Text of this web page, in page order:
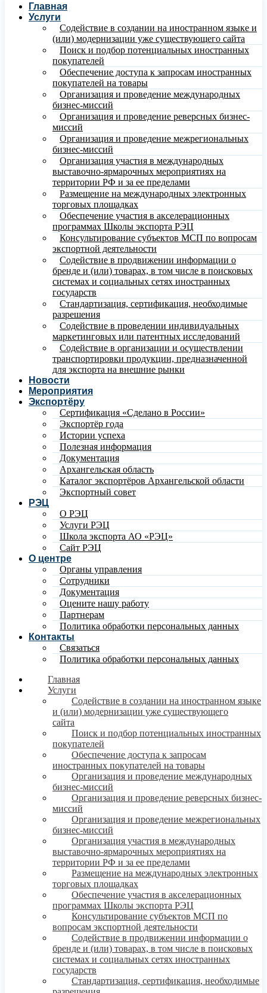
Главная
Услуги
Содействие в создании на иностранном языке и
(или) модернизации уже существующего сайта
Поиск и подбор потенциальных иностранных
покупателей
Обеспечение доступа к запросам иностранных
покупателей на товары
Организация и проведение международных
бизнес-миссий
Организация и проведение реверсных бизнес-
миссий
Организация и проведение межрегиональных
бизнес-миссий
Организация участия в международных
выставочно-ярмарочных мероприятиях на
территории РФ и за ее пределами
Размещение на международных электронных
торговых площадках
Обеспечение участия в акселерационных
программах Школы экспорта РЭЦ
Консультирование субъектов МСП по вопросам
экспортной деятельности
Содействие в продвижении информации о
бренде и (или) товарах, в том числе в поисковых
системах и социальных сетях иностранных
государств
Стандартизация, сертификация, необходимые
разрешения
Содействие в проведении индивидуальных
маркетинговых или патентных исследований
Содействие в организации и осуществлении
транспортировки продукции, предназначенной
для экспорта на внешние рынки
Новости
Мероприятия
Экспортёру
Сертификация «Сделано в России»
Экспортёр года
Истории успеха
Полезная информация
Документация
Архангельская область
Каталог экспортёров Архангельской области
Экспортный совет
РЭЦ
О РЭЦ
Услуги РЭЦ
Школа экспорта АО «РЭЦ»
Сайт РЭЦ
О центре
Органы управления
Сотрудники
Документация
Оцените нашу работу
Партнерам
Политика обработки персональных данных
Контакты
Связаться
Политика обработки персональных данных
Главная
Услуги
Содействие в создании на иностранном языке
и (или) модернизации уже существующего
сайта
Поиск и подбор потенциальных иностранных
покупателей
Обеспечение доступа к запросам
иностранных покупателей на товары
Организация и проведение международных
бизнес-миссий
Организация и проведение реверсных бизнес-
миссий
Организация и проведение межрегиональных
бизнес-миссий
Организация участия в международных
выставочно-ярмарочных мероприятиях на
территории РФ и за ее пределами
Размещение на международных электронных
торговых площадках
Обеспечение участия в акселерационных
программах Школы экспорта РЭЦ
Консультирование субъектов МСП по
вопросам экспортной деятельности
Содействие в продвижении информации о
бренде и (или) товарах, в том числе в поисковых
системах и социальных сетях иностранных
государств
Стандартизация, сертификация, необходимые